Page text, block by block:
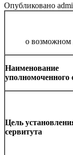
Опубликовано
о возможном
Наименование
уполномоченного
Цель
сервитута